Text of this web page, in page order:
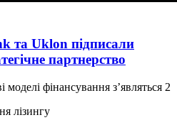
та Uklon підписали
партнерство
лізингу